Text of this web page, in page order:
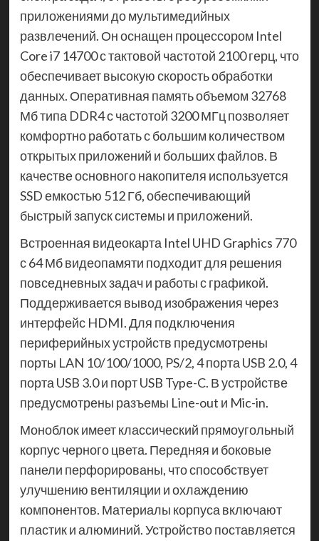
приложениями до мультимедийных
развлечений. Он оснащен процессором Intel
Core i7 14700 с тактовой частотой 2100 герц, что
обеспечивает высокую скорость обработки
данных. Оперативная память объемом 32768
Мб типа DDR4 с частотой 3200 МГц позволяет
комфортно работать с большим количеством
открытых приложений и больших файлов. В
качестве основного накопителя используется
SSD емкостью 512 Гб, обеспечивающий
быстрый запуск системы и приложений.
Встроенная видеокарта Intel UHD Graphics 770
с 64 Мб видеопамяти подходит для решения
повседневных задач и работы с графикой.
Поддерживается вывод изображения через
интерфейс HDMI. Для подключения
периферийных устройств предусмотрены
порты LAN 10/100/1000, PS/2, 4 порта USB 2.0, 4
порта USB 3.0 и порт USB Type-C. В устройстве
предусмотрены разъемы Line-out и Mic-in.
Моноблок имеет классический прямоугольный
корпус черного цвета. Передняя и боковые
панели перфорированы, что способствует
улучшению вентиляции и охлаждению
компонентов. Материалы корпуса включают
пластик и алюминий. Устройство поставляется